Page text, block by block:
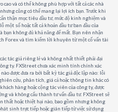
và có thể không phù hợp với tất cả các nhà
cũng có thể mang lại lợi ích bạn. Trước khi
thận mục tiêu đầu tư, mức độ kinh nghiệm và
một số hoặc tất cả khoản đầu tư ban đầu của
không đủ khả năng để mất. Bạn nên nhận
Forex và tìm kiếm lời khuyên từ một cố vấn tài
tác giả riêng lẻ và không nhất thiết phải đại
ty. FXStreet chưa xác minh tính chính xác
được đưa ra bởi bất kỳ tác giả độc lập nào: lỗi
cứu, phân tích, giá cả hoặc thông tin khác có
hàng hoặc cộng tác viên của công ty, được
và không cấu thành tư vấn đầu tư. FXStreet sẽ
thất hoặc thiệt hại nào, bao gồm nhưng không
sinh trực tiếp hoặc gián tiếp từ việc sử dụng